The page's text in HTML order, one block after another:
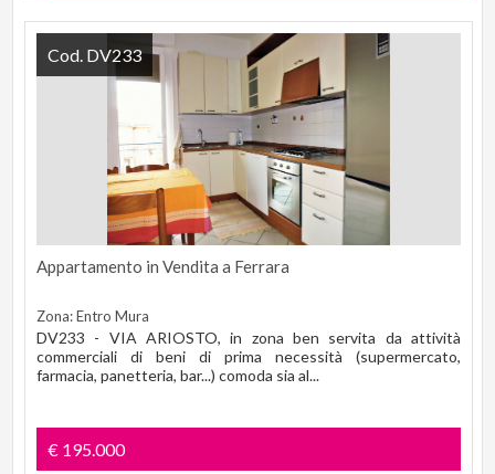
Appartamento in Vendita a Ferrara
Zona: Entro Mura
DV233 - VIA ARIOSTO, in zona ben servita da attività
commerciali di beni di prima necessità (supermercato,
farmacia, panetteria, bar...) comoda sia al...
€ 195.000
Cod. DV233